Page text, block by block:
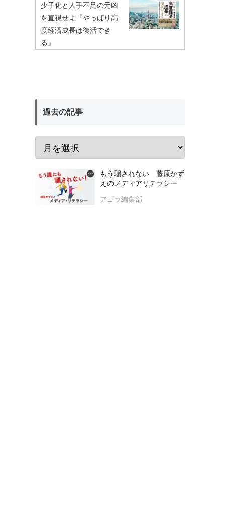
少子化と人手不足の元凶
を直視せよ『やっぱり高
度経済成長は復活でき
る』
過去の記事
もう騙されない 藤原かず
えのメディアリテラシー
アゴラ編集部